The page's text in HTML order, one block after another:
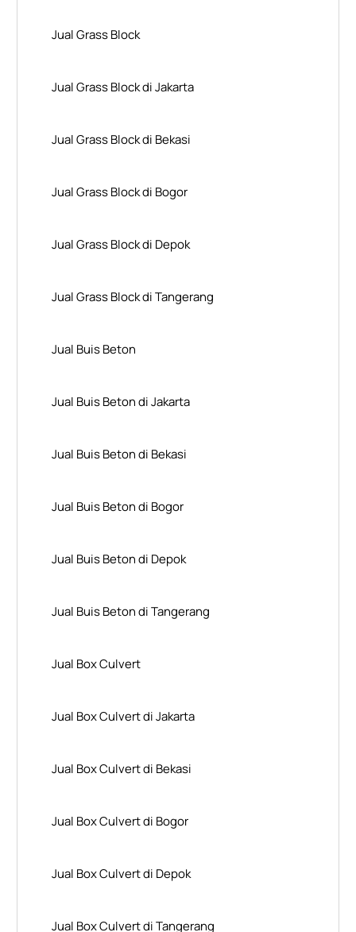
Jual Grass Block
Jual Grass Block di Jakarta
Jual Grass Block di Bekasi
Jual Grass Block di Bogor
Jual Grass Block di Depok
Jual Grass Block di Tangerang
Jual Buis Beton
Jual Buis Beton di Jakarta
Jual Buis Beton di Bekasi
Jual Buis Beton di Bogor
Jual Buis Beton di Depok
Jual Buis Beton di Tangerang
Jual Box Culvert
Jual Box Culvert di Jakarta
Jual Box Culvert di Bekasi
Jual Box Culvert di Bogor
Jual Box Culvert di Depok
Jual Box Culvert di Tangerang